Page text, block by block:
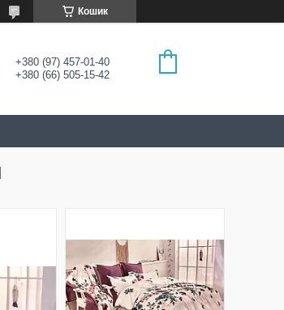
Кошик
+380 (97) 457-01-40
+380 (66) 505-15-42